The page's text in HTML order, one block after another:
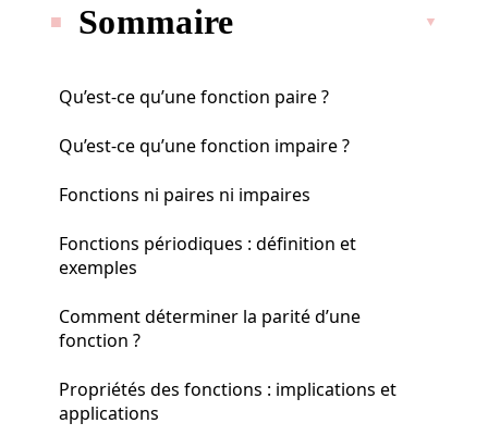
Sommaire
Qu’est-ce qu’une fonction paire ?
Qu’est-ce qu’une fonction impaire ?
Fonctions ni paires ni impaires
Fonctions périodiques : définition et
exemples
Comment déterminer la parité d’une
fonction ?
Propriétés des fonctions : implications et
applications